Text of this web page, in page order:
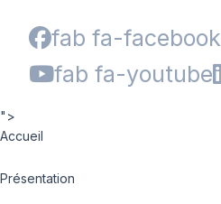
fab fa-facebook
fab fa-youtube
">
Accueil
Présentation